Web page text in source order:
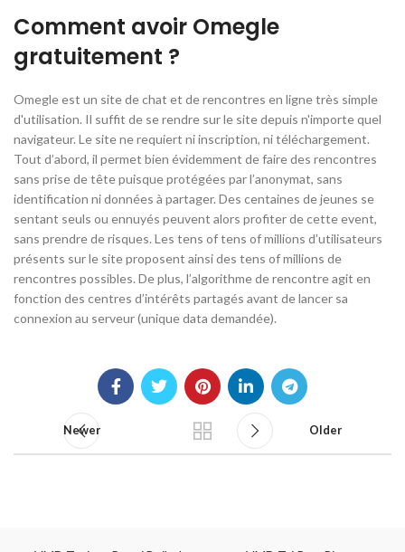
Comment avoir Omegle
gratuitement ?
Omegle est un site de chat et de rencontres en ligne très simple
d'utilisation. Il suffit de se rendre sur le site depuis n'importe quel
navigateur. Le site ne requiert ni inscription, ni téléchargement.
Tout d’abord, il permet bien évidemment de faire des rencontres
sans prise de tête puisque protégées par l’anonymat, sans
identification ni données à partager. Des centaines de jeunes se
sentant seuls ou ennuyés peuvent alors profiter de cette event,
sans prendre de risques. Les tens of tens of millions d’utilisateurs
présents sur le site proposent ainsi des tens of millions de
rencontres possibles. De plus, l’algorithme de rencontre agit en
fonction des centres d’intérêts partagés avant de lancer sa
connexion au serveur (unique data demandée).
Newer Older